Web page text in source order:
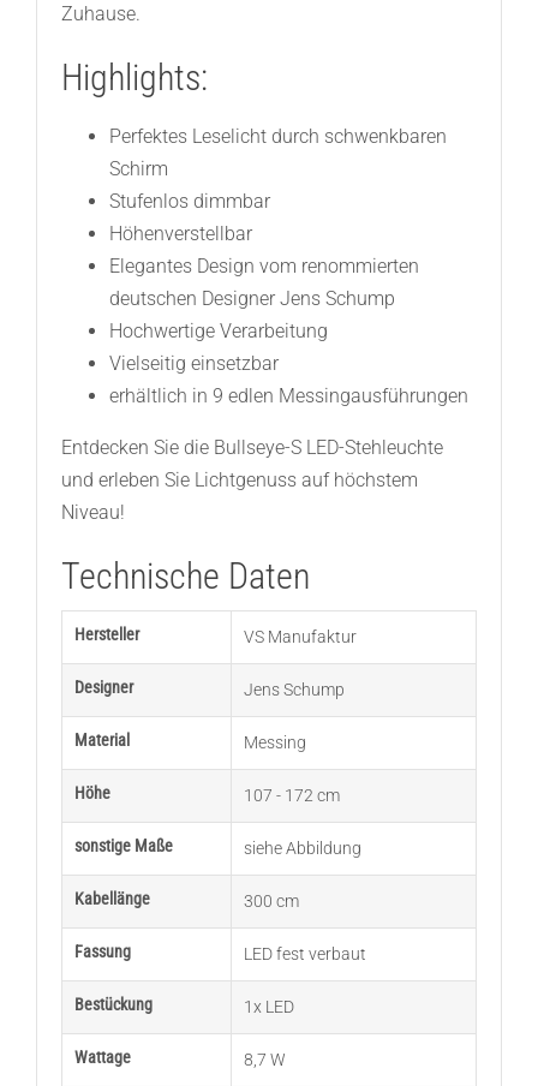
Zuhause.
Highlights:
Perfektes Leselicht durch schwenkbaren
Schirm
Stufenlos dimmbar
Höhenverstellbar
Elegantes Design vom renommierten
deutschen Designer Jens Schump
Hochwertige Verarbeitung
Vielseitig einsetzbar
erhältlich in 9 edlen Messingausführungen
Entdecken Sie die Bullseye-S LED-Stehleuchte
und erleben Sie Lichtgenuss auf höchstem
Niveau!
Technische Daten
Hersteller VS Manufaktur
Designer Jens Schump
Material Messing
Höhe 107 - 172 cm
sonstige Maße siehe Abbildung
Kabellänge 300 cm
Fassung LED fest verbaut
Bestückung 1x LED
Wattage 8,7 W